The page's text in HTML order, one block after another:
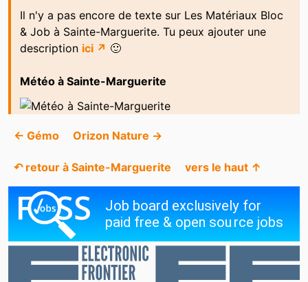
Il n'y a pas encore de texte sur Les Matériaux Bloc
& Job à Sainte-Marguerite. Tu peux ajouter une
description ici ↗ 🙂
Météo à Sainte-Marguerite
← Gémo Orizon Nature →
↶ retour à Sainte-Marguerite vers le haut ↑